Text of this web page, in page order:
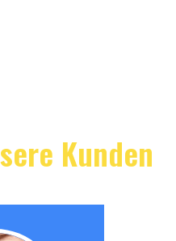
Kunden